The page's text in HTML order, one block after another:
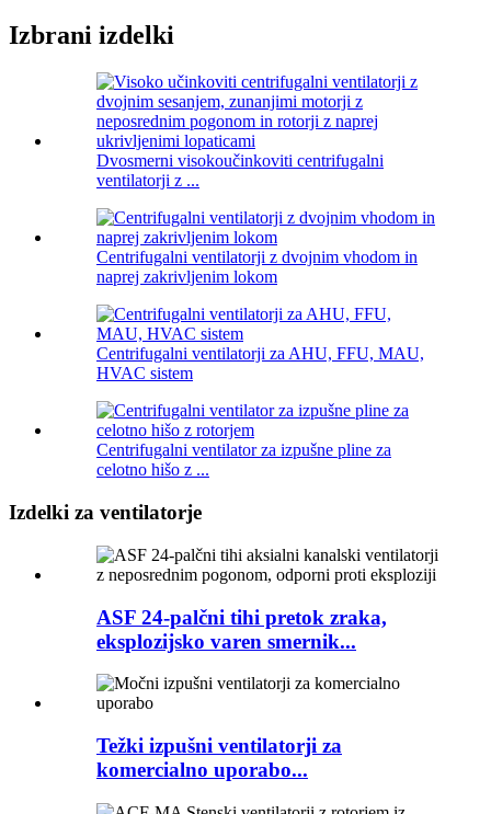
Izbrani izdelki
Dvosmerni visokoučinkoviti centrifugalni
ventilatorji z ...
Centrifugalni ventilatorji z dvojnim vhodom in
naprej zakrivljenim lokom
Centrifugalni ventilatorji za AHU, FFU, MAU,
HVAC sistem
Centrifugalni ventilator za izpušne pline za
celotno hišo z ...
Izdelki za ventilatorje
ASF 24-palčni tihi pretok zraka,
eksplozijsko varen smernik...
Težki izpušni ventilatorji za
komercialno uporabo...